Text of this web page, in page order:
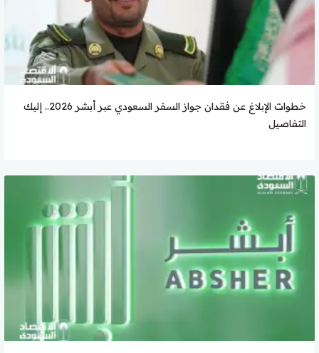
خطوات الإبلاغ عن فقدان جواز السفر السعودي عبر أبشر 2026.. إليك
التفاصيل